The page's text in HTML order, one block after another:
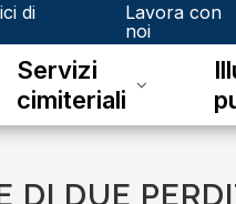
di
Lavora con
noi
Servizi
cimiteriali
DI DUE